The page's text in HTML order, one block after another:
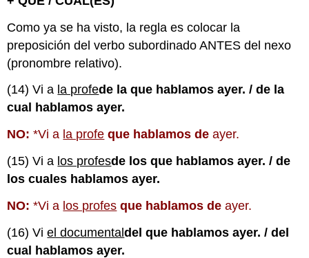
Como ya se ha visto, la regla es colocar la
preposición del verbo subordinado ANTES del nexo
(pronombre relativo).
(14) Vi a la profede la que hablamos ayer. / de la
cual hablamos ayer.
NO: *Vi a la profe que hablamos de ayer.
(15) Vi a los profesde los que hablamos ayer. / de
los cuales hablamos ayer.
NO:*Vi a los profes que hablamos de ayer.
(16) Viel documentaldel que hablamos ayer. / del
cual hablamos ayer.